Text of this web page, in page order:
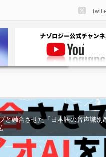
と融合させた「日本語の音声識